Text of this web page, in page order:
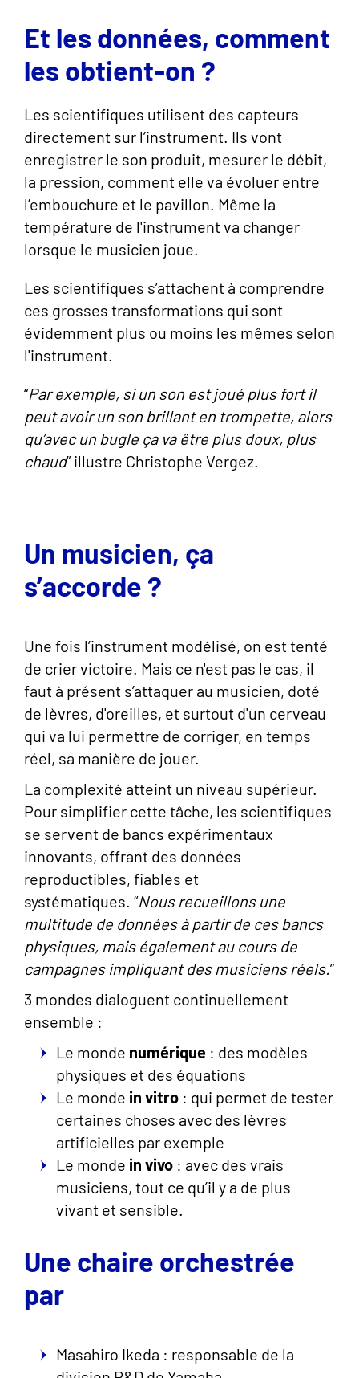
Et les données, comment
les obtient-on ?
Les scientifiques utilisent des capteurs
directement sur l’instrument. Ils vont
enregistrer le son produit, mesurer le débit,
la pression, comment elle va évoluer entre
l’embouchure et le pavillon. Même la
température de l'instrument va changer
lorsque le musicien joue.
Les scientifiques s’attachent à comprendre
ces grosses transformations qui sont
évidemment plus ou moins les mêmes selon
l'instrument.
“Par exemple, si un son est joué plus fort il
peut avoir un son brillant en trompette, alors
qu’avec un bugle ça va être plus doux, plus
chaud” illustre Christophe Vergez.
Un musicien, ça
s’accorde ?
Une fois l’instrument modélisé, on est tenté
de crier victoire. Mais ce n'est pas le cas, il
faut à présent s’attaquer au musicien, doté
de lèvres, d'oreilles, et surtout d'un cerveau
qui va lui permettre de corriger, en temps
réel, sa manière de jouer.
La complexité atteint un niveau supérieur.
Pour simplifier cette tâche, les scientifiques
se servent de bancs expérimentaux
innovants, offrant des données
reproductibles, fiables et
systématiques. “Nous recueillons une
multitude de données à partir de ces bancs
physiques, mais également au cours de
campagnes impliquant des musiciens réels.”
3 mondes dialoguent continuellement
ensemble :
Le monde numérique : des modèles
physiques et des équations
Le monde in vitro : qui permet de tester
certaines choses avec des lèvres
artificielles par exemple
Le monde in vivo : avec des vrais
musiciens, tout ce qu’il y a de plus
vivant et sensible.
Une chaire orchestrée
par
Masahiro Ikeda : responsable de la